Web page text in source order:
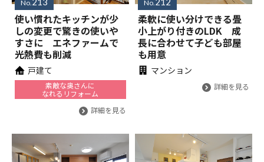
No.
使い慣れたキッチンが少
しの変更で驚きの使いや
すさに エネファームで
光熱費も削減
戸建て
素敵な奥さんに
なれるリフォーム
詳細を見る
No.
柔軟に使い分けできる畳
小上がり付きのLDK 成
長に合わせて子ども部屋
も用意
マンション
詳細を見る